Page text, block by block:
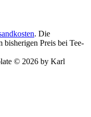
. Die
bisherigen Preis bei Tee-
© 2026 by Karl